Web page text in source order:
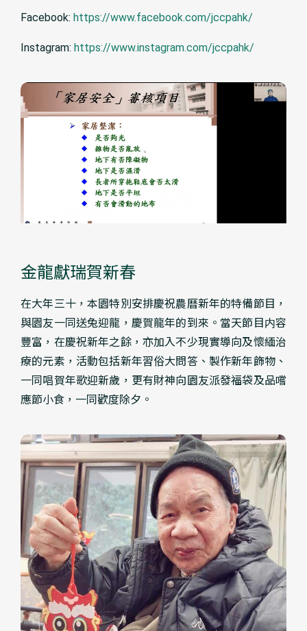
Facebook: https://www.facebook.com/jccpahk/
Instagram: https://www.instagram.com/jccpahk/
金龍獻瑞賀新春
在大年三十，本園特別安排慶祝農曆新年的特備節目，
與園友一同送兔迎龍，慶賀龍年的到來。當天節目内容
豐富，在慶祝新年之餘，亦加入不少現實導向及懷緬治
療的元素，活動包括新年習俗大問答、製作新年飾物、
一同唱賀年歌迎新歲，更有財神向園友派發福袋及品嚐
應節小食，一同歡度除夕。